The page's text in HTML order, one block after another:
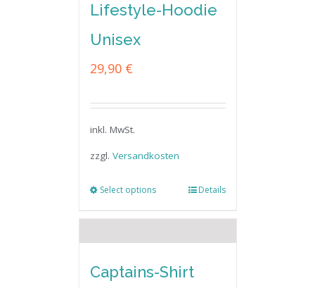
Lifestyle-Hoodie
Unisex
29,90 €
inkl. MwSt.
zzgl. Versandkosten
Select options Details
Captains-Shirt